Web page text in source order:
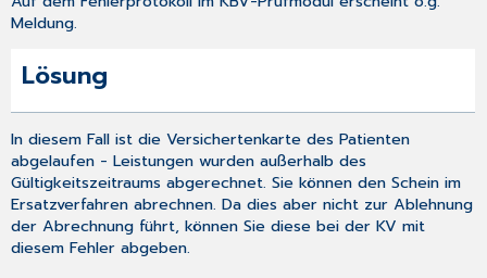
Meldung.
Lösung
In diesem Fall ist die Versichertenkarte des Patienten
abgelaufen - Leistungen wurden außerhalb des
Gültigkeitszeitraums abgerechnet. Sie können den Schein im
Ersatzverfahren abrechnen. Da dies aber nicht zur Ablehnung
der Abrechnung führt, können Sie diese bei der KV mit
diesem Fehler abgeben.